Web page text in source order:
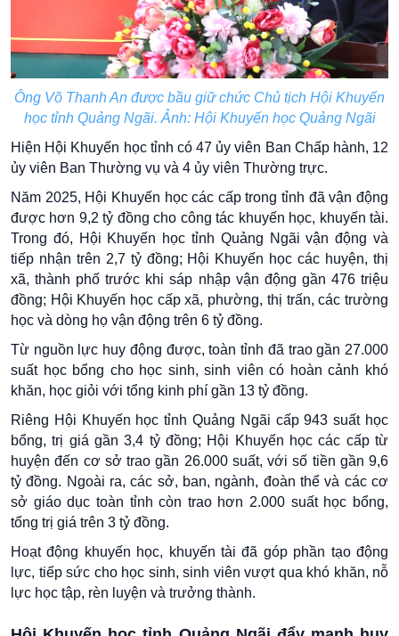
Ông Võ Thanh An được bầu giữ chức Chủ tịch Hội Khuyến
học tỉnh Quảng Ngãi. Ảnh: Hội Khuyến học Quảng Ngãi
Hiện Hội Khuyến học tỉnh có 47 ủy viên Ban Chấp hành, 12
ủy viên Ban Thường vụ và 4 ủy viên Thường trực.
Năm 2025, Hội Khuyến học các cấp trong tỉnh đã vận động
được hơn 9,2 tỷ đồng cho công tác khuyến học, khuyến tài.
Trong đó, Hội Khuyến học tỉnh Quảng Ngãi vận động và
tiếp nhận trên 2,7 tỷ đồng; Hội Khuyến học các huyện, thị
xã, thành phố trước khi sáp nhập vận động gần 476 triệu
đồng; Hội Khuyến học cấp xã, phường, thị trấn, các trường
học và dòng họ vận động trên 6 tỷ đồng.
Từ nguồn lực huy động được, toàn tỉnh đã trao gần 27.000
suất học bổng cho học sinh, sinh viên có hoàn cảnh khó
khăn, học giỏi với tổng kinh phí gần 13 tỷ đồng.
Riêng Hội Khuyến học tỉnh Quảng Ngãi cấp 943 suất học
bổng, trị giá gần 3,4 tỷ đồng; Hội Khuyến học các cấp từ
huyện đến cơ sở trao gần 26.000 suất, với số tiền gần 9,6
tỷ đồng. Ngoài ra, các sở, ban, ngành, đoàn thể và các cơ
sở giáo dục toàn tỉnh còn trao hơn 2.000 suất học bổng,
tổng trị giá trên 3 tỷ đồng.
Hoạt động khuyến học, khuyến tài đã góp phần tạo động
lực, tiếp sức cho học sinh, sinh viên vượt qua khó khăn, nỗ
lực học tập, rèn luyện và trưởng thành.